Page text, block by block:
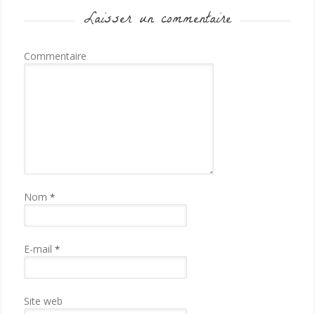
Laisser un commentaire
Commentaire
Nom *
E-mail *
Site web